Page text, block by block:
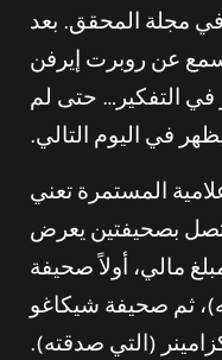
مجلة المحقق. بعد
عن روبرت إيرفن
في التفكير… حتى لم
في اليوم التالي.
المستمرة تعني
بصحيفتين يعرض
مالي، أولاً صحيفة
ثم صحيفة شيكاغو
(التي صدقته).